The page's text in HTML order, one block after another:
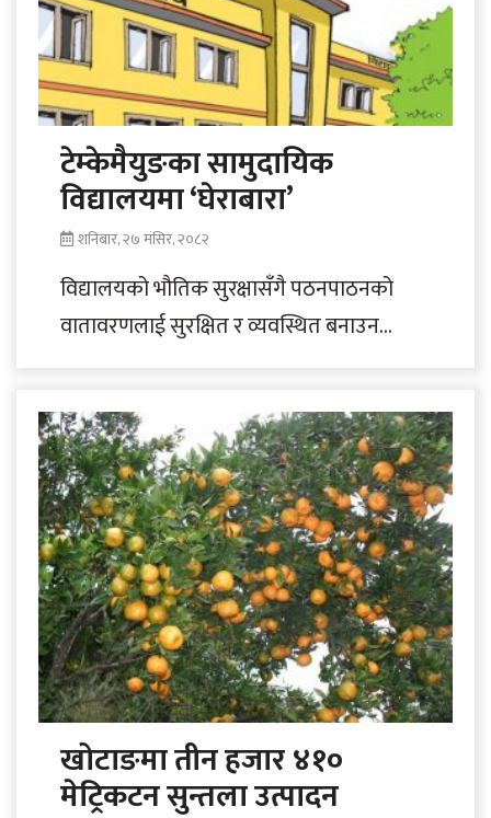
टेम्केमैयुङका सामुदायिक
विद्यालयमा ‘घेराबारा’
शनिबार, २७ मंसिर, २०८२
विद्यालयको भौतिक सुरक्षासँगै पठनपाठनको
वातावरणलाई सुरक्षित र व्यवस्थित बनाउन
गरेको..
खोटाङमा तीन हजार ४१०
मेट्रिकटन सुन्तला उत्पादन